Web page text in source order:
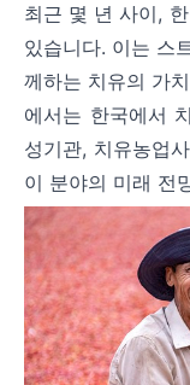
최근 몇 년 사이,
있습니다. 이는 스
께하는 치유의 가
에서는 한국에서
성기관, 치유농업
이 분야의 미래 전